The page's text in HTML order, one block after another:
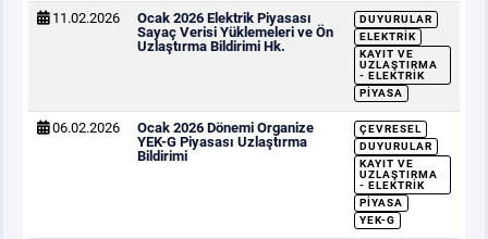
11.02.2026
Ocak 2026 Elektrik Piyasası
Sayaç Verisi Yüklemeleri ve Ön
Uzlaştırma Bildirimi Hk.
DUYURULAR
ELEKTRIK
KAYIT VE
UZLAŞTIRMA
- ELEKTRIK
PIYASA
06.02.2026
Ocak 2026 Dönemi Organize
YEK-G Piyasası Uzlaştırma
Bildirimi
ÇEVRESEL
DUYURULAR
KAYIT VE
UZLAŞTIRMA
- ELEKTRIK
PIYASA
YEK-G